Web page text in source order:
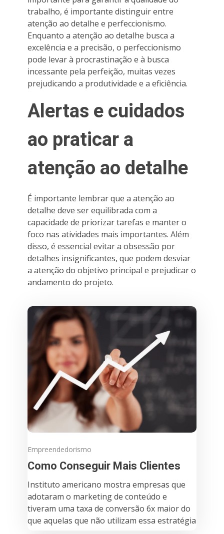
trabalho, é importante distinguir entre
atenção ao detalhe e perfeccionismo.
Enquanto a atenção ao detalhe busca a
excelência e a precisão, o perfeccionismo
pode levar à procrastinação e à busca
incessante pela perfeição, muitas vezes
prejudicando a produtividade e a eficiência.
Alertas e cuidados
ao praticar a
atenção ao detalhe
É importante lembrar que a atenção ao
detalhe deve ser equilibrada com a
capacidade de priorizar tarefas e manter o
foco nas atividades mais importantes. Além
disso, é essencial evitar a obsessão por
detalhes insignificantes, que podem desviar
a atenção do objetivo principal e prejudicar o
andamento do projeto.
Empreendedorismo
Como Conseguir Mais Clientes
Instituto americano mostra empresas que
adotaram o marketing de conteúdo e
tiveram uma taxa de conversão 6x maior do
que aquelas que não utilizam essa estratégia